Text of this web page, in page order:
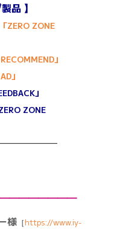
品 】
ZERO ZONE
」
」
」
ZONE
様［https://www.iy-